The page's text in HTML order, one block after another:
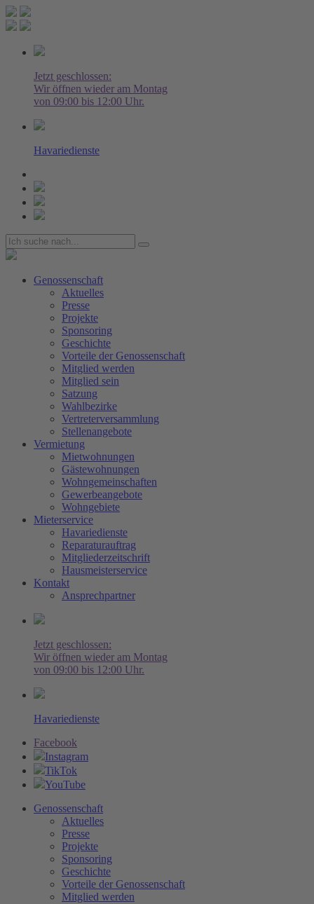
Jetzt geschlossen:
Wir öffnen wieder am Montag
von 09:00 bis 12:00 Uhr.
Havariedienste
Genossenschaft
Aktuelles
Presse
Projekte
Sponsoring
Geschichte
Vorteile der Genossenschaft
Mitglied werden
Mitglied sein
Satzung
Wahlbezirke
Vertreterversammlung
Stellenangebote
Vermietung
Mietwohnungen
Gästewohnungen
Wohngemeinschaften
Gewerbeangebote
Wohngebiete
Mieterservice
Havariedienste
Reparaturauftrag
Mitgliederzeitschrift
Hausmeisterservice
Kontakt
Ansprechpartner
Jetzt geschlossen:
Wir öffnen wieder am Montag
von 09:00 bis 12:00 Uhr.
Havariedienste
Facebook
Instagram
TikTok
YouTube
Genossenschaft
Aktuelles
Presse
Projekte
Sponsoring
Geschichte
Vorteile der Genossenschaft
Mitglied werden